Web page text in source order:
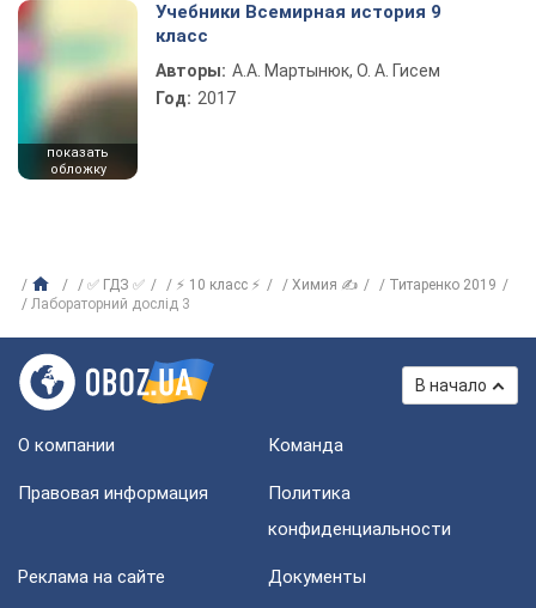
показать
обложку
Учебники Всемирная история 9
класс
Авторы: А.А. Мартынюк, О. А. Гисем
Год: 2017
✅ ГДЗ ✅ ⚡ 10 класс ⚡ Химия ✍
Титаренко 2019
Лабораторний дослід 3
В начало
О компании Команда
Правовая информация
Политика
конфиденциальности
Реклама на сайте Документы